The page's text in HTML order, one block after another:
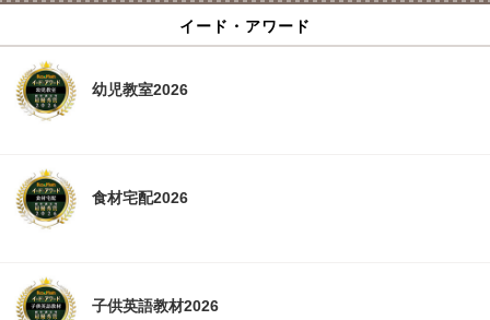
イード・アワード
幼児教室2026
食材宅配2026
子供英語教材2026